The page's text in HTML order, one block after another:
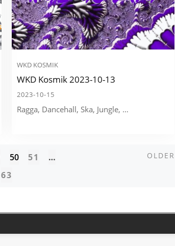
WKD KOSMIK
WKD Kosmik 2023-10-13
2023-10-15
Ragga, Dancehall, Ska, Jungle, …
50 51
…
63
OLDER